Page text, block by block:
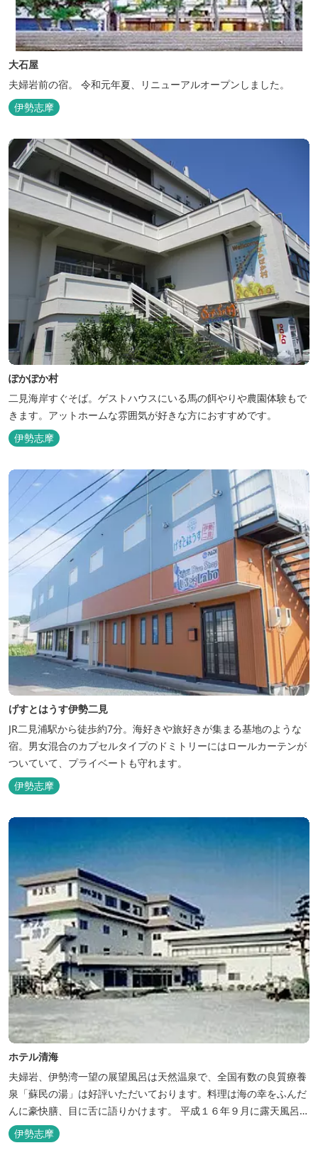
大石屋
夫婦岩前の宿。 令和元年夏、リニューアルオープンしました。
伊勢志摩
ぽかぽか村
二見海岸すぐそば。ゲストハウスにいる馬の餌やりや農園体験もで
きます。アットホームな雰囲気が好きな方におすすめです。
伊勢志摩
げすとはうす伊勢二見
JR二見浦駅から徒歩約7分。海好きや旅好きが集まる基地のような
宿。男女混合のカプセルタイプのドミトリーにはロールカーテンが
ついていて、プライベートも守れます。
伊勢志摩
ホテル清海
夫婦岩、伊勢湾一望の展望風呂は天然温泉で、全国有数の良質療養
泉「蘇民の湯」は好評いただいております。料理は海の幸をふんだ
んに豪快膳、目に舌に語りかけます。 平成１６年９月に露天風呂が
オープンしました。
伊勢志摩